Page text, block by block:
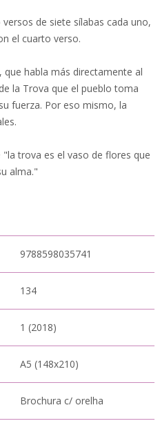
de siete sílabas cada uno,
el cuarto verso.
que habla más directamente al
la Trova que el pueblo toma
fuerza. Por eso mismo, la
trova es el vaso de flores que
alma."
9788598035741
134
1 (2018)
A5 (148x210)
Brochura c/ orelha